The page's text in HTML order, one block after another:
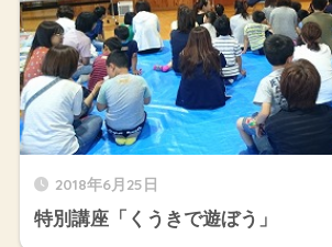
2018年6月25日
特別講座「くうきで遊ぼう」